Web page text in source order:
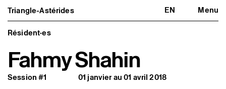
Triangle-Astérides EN Menu
Triangle-Astérides
Centre d’art contemporain
d’intérêt national
et résidence internationale d'artistes
Fermer
Présentation
À propos
Équipe et gouvernance
Résident·es
Fahmy Shahin
Session #1 01 janvier au 01 avril 2018